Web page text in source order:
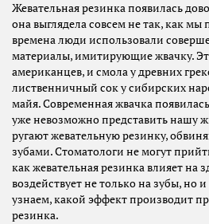
Жевательная резинка появилась
она выглядела совсем не так, как
времена люди использовали
материалы, имитирующие жвачку.
американцев, и смола у древних
лиственничный сок у сибирских
майя. Современная жвачка появилась
уже невозможно представить нашу
ругают жевательную резинку,
зубами. Стоматологи не могут
как жевательная резинка влияет на
воздействует не только на зубы, но
узнаем, какой эффект производит
резинка.